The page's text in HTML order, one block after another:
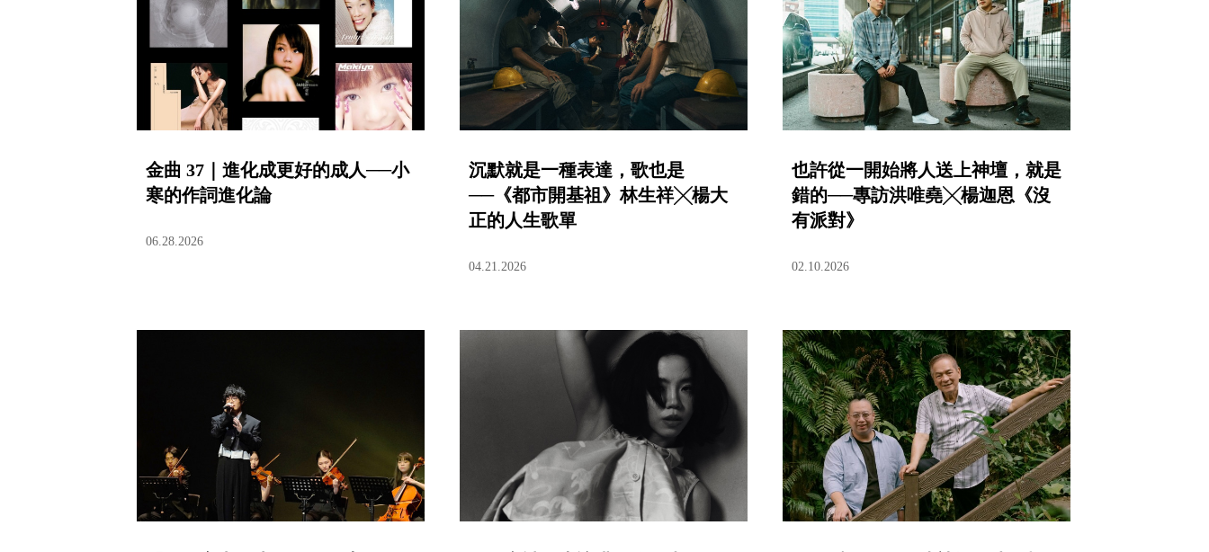
金曲 37｜進化成更好的成人──小
寒的作詞進化論
06.28.2026
沉默就是一種表達，歌也是
──《都市開基祖》林生祥╳楊大
正的人生歌單
04.21.2026
也許從一開始將人送上神壇，就是
錯的──專訪洪唯堯╳楊迦恩《沒
有派對》
02.10.2026